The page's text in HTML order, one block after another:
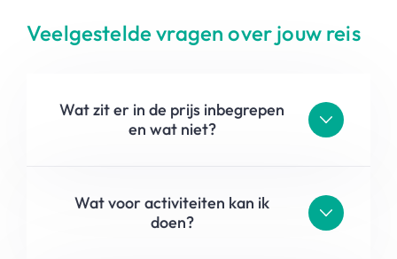
Veelgestelde vragen over jouw reis
Wat zit er in de prijs inbegrepen
en wat niet?
Wat voor activiteiten kan ik
doen?